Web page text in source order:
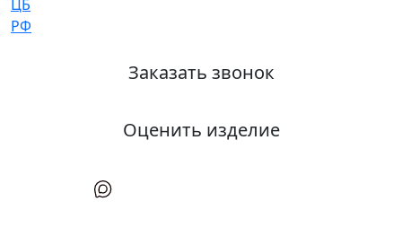
Заказать звонок
Оценить изделие